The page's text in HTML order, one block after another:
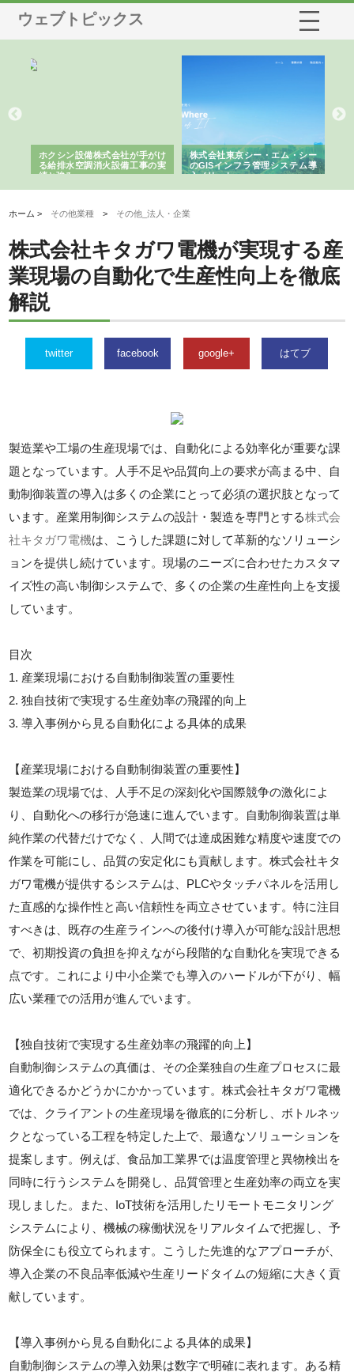
ウェブトピックス
ホクシン設備株式会社が手がけ
る給排水空調消火設備工事の実
績と強み
株式会社東京シー・エム・シー
のGISインフラ管理システム導
入メリット
ホーム > その他業種 > その他_法人・企業
株式会社キタガワ電機が実現する産
業現場の自動化で生産性向上を徹底
解説
twitter facebook google+ はてブ
製造業や工場の生産現場では、自動化による効率化が重要な課
題となっています。人手不足や品質向上の要求が高まる中、自
動制御装置の導入は多くの企業にとって必須の選択肢となって
います。産業用制御システムの設計・製造を専門とする株式会
社キタガワ電機は、こうした課題に対して革新的なソリューシ
ョンを提供し続けています。現場のニーズに合わせたカスタマ
イズ性の高い制御システムで、多くの企業の生産性向上を支援
しています。
目次
1. 産業現場における自動制御装置の重要性
2. 独自技術で実現する生産効率の飛躍的向上
3. 導入事例から見る自動化による具体的成果
【産業現場における自動制御装置の重要性】
製造業の現場では、人手不足の深刻化や国際競争の激化によ
り、自動化への移行が急速に進んでいます。自動制御装置は単
純作業の代替だけでなく、人間では達成困難な精度や速度での
作業を可能にし、品質の安定化にも貢献します。株式会社キタ
ガワ電機が提供するシステムは、PLCやタッチパネルを活用し
た直感的な操作性と高い信頼性を両立させています。特に注目
すべきは、既存の生産ラインへの後付け導入が可能な設計思想
で、初期投資の負担を抑えながら段階的な自動化を実現できる
点です。これにより中小企業でも導入のハードルが下がり、幅
広い業種での活用が進んでいます。
【独自技術で実現する生産効率の飛躍的向上】
自動制御システムの真価は、その企業独自の生産プロセスに最
適化できるかどうかにかかっています。株式会社キタガワ電機
では、クライアントの生産現場を徹底的に分析し、ボトルネッ
クとなっている工程を特定した上で、最適なソリューションを
提案します。例えば、食品加工業界では温度管理と異物検出を
同時に行うシステムを開発し、品質管理と生産効率の両立を実
現しました。また、IoT技術を活用したリモートモニタリング
システムにより、機械の稼働状況をリアルタイムで把握し、予
防保全にも役立てられます。こうした先進的なアプローチが、
導入企業の不良品率低減や生産リードタイムの短縮に大きく貢
献しています。
【導入事例から見る自動化による具体的成果】
自動制御システムの導入効果は数字で明確に表れます。ある精